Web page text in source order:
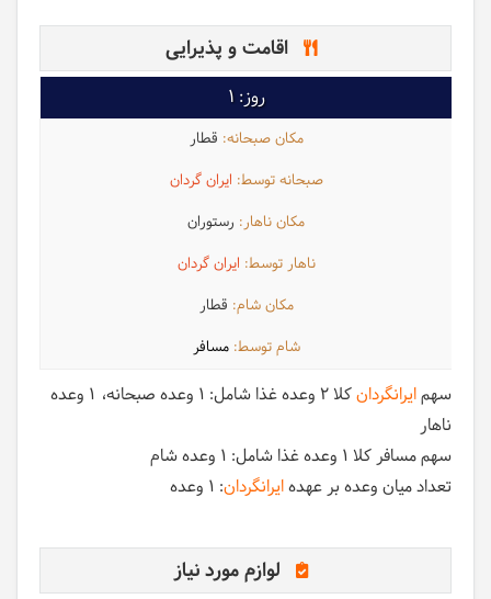
اقامت و پذیرایی
1
قطار
ایران گردان
رستوران
ایران گردان
قطار
مسافر
سهمایرانگردانکلا 2 وعده غذا شامل: 1 وعده صبحانه
1 وعده
ناهار
سهم مسافر کلا 1 وعده غذا شامل:
1 وعده شام
تعداد میان وعده بر عهدهایرانگردان: 1 وعده
لوازم مورد نیاز